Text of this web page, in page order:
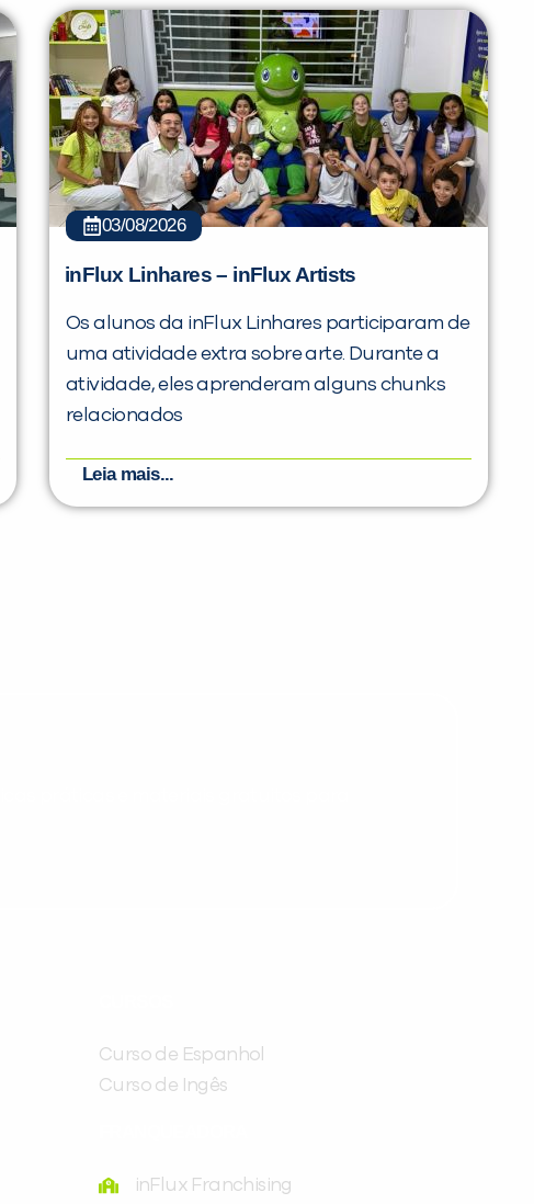
03/08/2026
inFlux Linhares – inFlux Artists
Os alunos da inFlux Linhares participaram de
uma atividade extra sobre arte. Durante a
atividade, eles aprenderam alguns chunks
relacionados
Leia mais...
Curso de Espanhol
Curso de Ingês
inFlux Franchising